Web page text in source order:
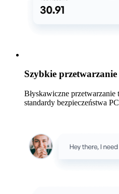
Szybkie przetwarzanie
Błyskawiczne
standardy bezpieczeństwa